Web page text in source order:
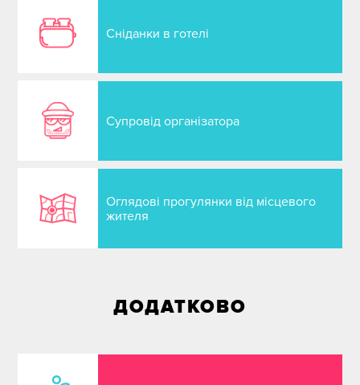
Сніданки в готелі
Супровід організатора
Оглядові прогулянки від місцевого
жителя
ДОДАТКОВО